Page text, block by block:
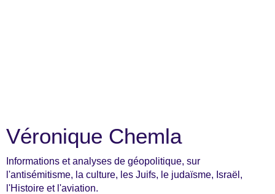
Véronique Chemla
Informations et analyses de géopolitique, sur
l'antisémitisme, la culture, les Juifs, le judaïsme, Israël,
l'Histoire et l'aviation.